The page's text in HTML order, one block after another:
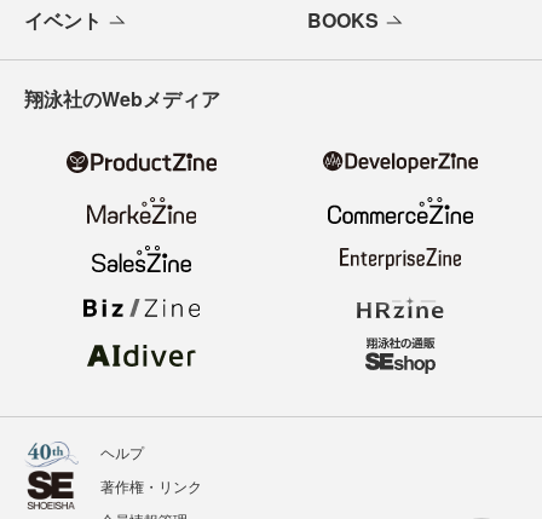
イベント BOOKS
翔泳社のWebメディア
ヘルプ
著作権・リンク